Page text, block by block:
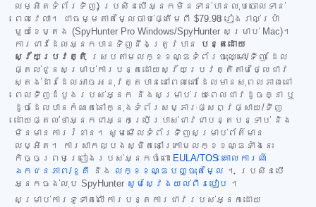
លម្អិតទំព័រទិញ) ប្រសិនបើអ្នកមិនទាន់បានលុបចោលទាន់
ពេលវេលា។ ជាធម្មតាតម្លៃចាប់ផ្តើមពី $79.98 រៀងរាល់ប្រាំ
មួយខែម្តង (SpyHunter Pro Windows/SpyHunter សម្រាប់ Mac)។
ការជាវដែលអ្នកបានទិញនឹងត្រូវបាន
បន្តដោយ
ស្វ័យប្រវត្តិ ស្របតាមលក្ខខណ្ឌទំព័រចុះឈ្មោះ/ទិញ ដែល
ផ្តល់ជូនសម្រាប់ការបន្តដោយស្វ័យប្រវត្តិតាមថ្លៃជាវ
ស្តង់ដារដែលអាចអនុវត្តបាននៅពេលនោះ ដែលមានសុពលភាពនៅ
ពេលទិញដំបូងរបស់អ្នក និងសម្រាប់រយៈពេលជាវដូចគ្នា ឬ
ដូចដែលបានកំណត់នៅក្នុងទំព័រសម្ភារៈផ្សព្វផ្សាយ/ទិញ
ដោយផ្តល់ថាអ្នកជាអ្នកប្រើប្រាស់ជាវជាបន្តបន្ទាប់ និង
មិនមានការរំខាន។ សូមមើលទំព័រទិញសម្រាប់ព័ត៌មាន
លម្អិត។ ការសាកល្បងស្ថិតនៅក្រោមលក្ខខណ្ឌទាំងនេះ
កិច្ចព្រមព្រៀងរបស់អ្នកចំពោះ EULA/TOS គោលការណ៍
ឯកជនភាព/ខូគី
និង លក្ខខណ្ឌបញ្ចុះតម្លៃ ។ ប្រសិនបើ
អ្នកចង់លុប SpyHunter សូមស្វែងយល់ពីរបៀប ។
សម្រាប់ការទូទាត់លើការបន្តការជាវរបស់អ្នកដោយ